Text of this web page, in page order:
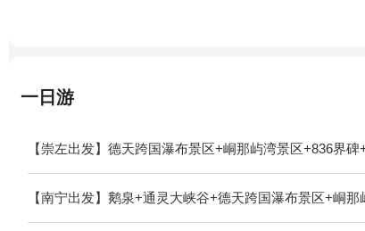
一日游
【崇左出发】德天跨国瀑布景区+峒那屿湾景区+836界
【南宁出发】鹅泉+通灵大峡谷+德天跨国瀑布景区+峒